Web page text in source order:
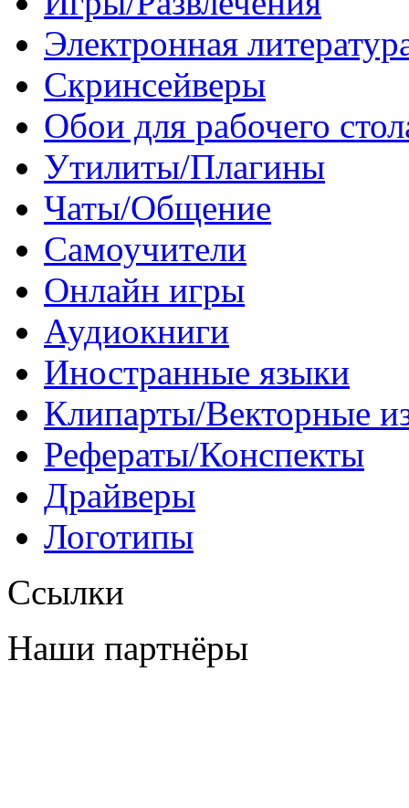
Электронная
Скринсейверы
Обои для рабочего
Утилиты/Плагины
Чаты/Общение
Самоучители
Онлайн игры
Аудиокниги
Иностранные языки
Клипарты/Векторные
Рефераты/Конспекты
Драйверы
Логотипы
Ссылки
Наши партнёры